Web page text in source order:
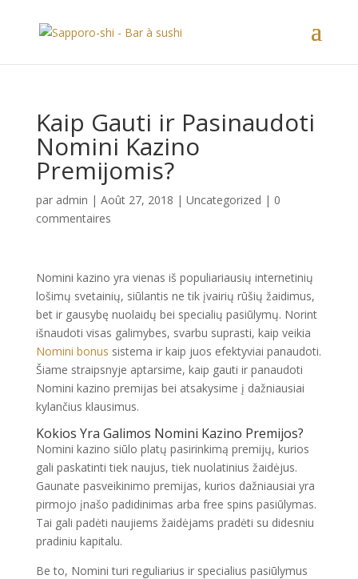
Kaip Gauti ir Pasinaudoti
Nomini Kazino
Premijomis?
par admin | Août 27, 2018 | Uncategorized | 0
commentaires
Nomini kazino yra vienas iš populiariausių internetinių
lošimų svetainių, siūlantis ne tik įvairių rūšių žaidimus,
bet ir gausybę nuolaidų bei specialių pasiūlymų. Norint
išnaudoti visas galimybes, svarbu suprasti, kaip veikia
Nomini bonus sistema ir kaip juos efektyviai panaudoti.
Šiame straipsnyje aptarsime, kaip gauti ir panaudoti
Nomini kazino premijas bei atsakysime į dažniausiai
kylančius klausimus.
Kokios Yra Galimos Nomini Kazino Premijos?
Nomini kazino siūlo platų pasirinkimą premijų, kurios
gali paskatinti tiek naujus, tiek nuolatinius žaidėjus.
Gaunate pasveikinimo premijas, kurios dažniausiai yra
pirmojo įnašo padidinimas arba free spins pasiūlymas.
Tai gali padėti naujiems žaidėjams pradėti su didesniu
pradiniu kapitalu.
Be to, Nomini turi reguliarius ir specialius pasiūlymus